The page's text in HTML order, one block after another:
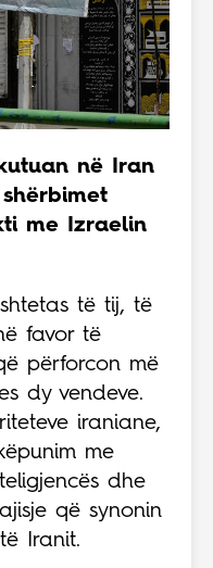
në Iran
me Izraelin
të tij, të
favor të
përforcon më
dy vendeve.
iraniane,
me
dhe
që synonin
Iranit.